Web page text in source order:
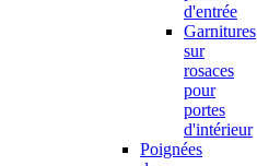
d'entrée
Garnitures
sur
rosaces
pour
portes
d'intérieur
Poignées